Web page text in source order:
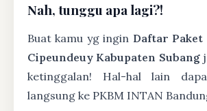
Nah, tunggu apa lagi?!
Buat kamu yg ingin Daftar Paket
Cipeundeuy Kabupaten Subang
ketinggalan! Hal-hal lain
langsung ke PKBM INTAN